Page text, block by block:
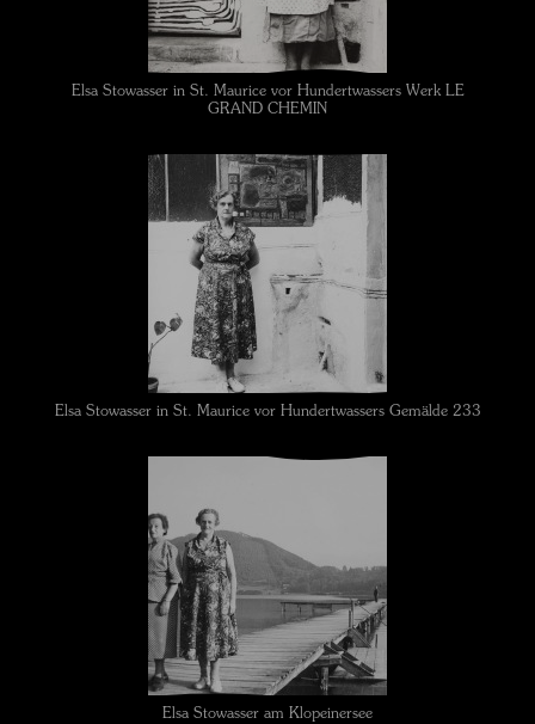
Elsa Stowasser in St. Maurice vor Hundertwassers Werk LE
GRAND CHEMIN
Elsa Stowasser in St. Maurice vor Hundertwassers Gemälde 233
Elsa Stowasser am Klopeinersee